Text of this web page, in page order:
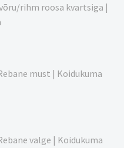
rihm roosa kvartsiga |
must | Koidukuma
valge | Koidukuma